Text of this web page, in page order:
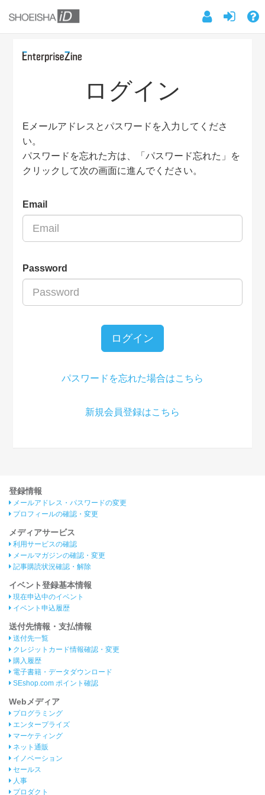
ログイン
Eメールアドレスとパスワードを入力してくださ
い。
パスワードを忘れた方は、「パスワード忘れた」を
クリックして次の画面に進んでください。
Email
Password
ログイン
パスワードを忘れた場合はこちら
新規会員登録はこちら
登録情報
メールアドレス・パスワードの変更
プロフィールの確認・変更
メディアサービス
利用サービスの確認
メールマガジンの確認・変更
記事購読状況確認・解除
イベント登録基本情報
現在申込中のイベント
イベント申込履歴
送付先情報・支払情報
送付先一覧
クレジットカード情報確認・変更
購入履歴
電子書籍・データダウンロード
SEshop.com ポイント確認
Webメディア
プログラミング
エンタープライズ
マーケティング
ネット通販
イノベーション
セールス
人事
プロダクト